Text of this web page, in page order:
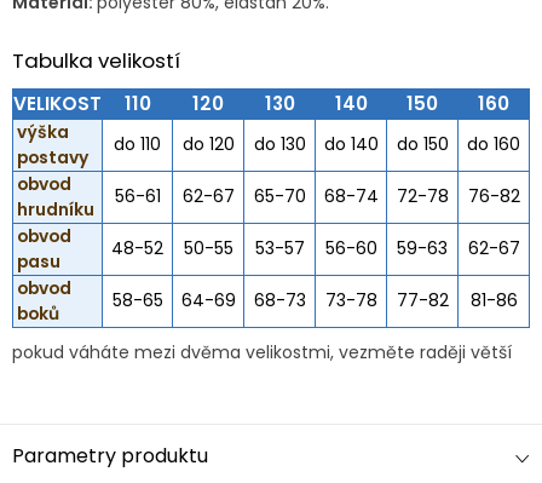
Tabulka velikostí
VELIKOST 110 120 130 140 150 160
výška
postavy
do 110 do 120 do 130 do 140 do 150
do 160
obvod
hrudníku
56-61 62-67 65-70 68-74 72-78
76-82
obvod
pasu
48-52 50-55 53-57 56-60 59-63
62-67
obvod
boků
58-65 64-69 68-73 73-78 77-82 81-86
pokud váháte mezi dvěma velikostmi, vezměte raději větší
Parametry produktu